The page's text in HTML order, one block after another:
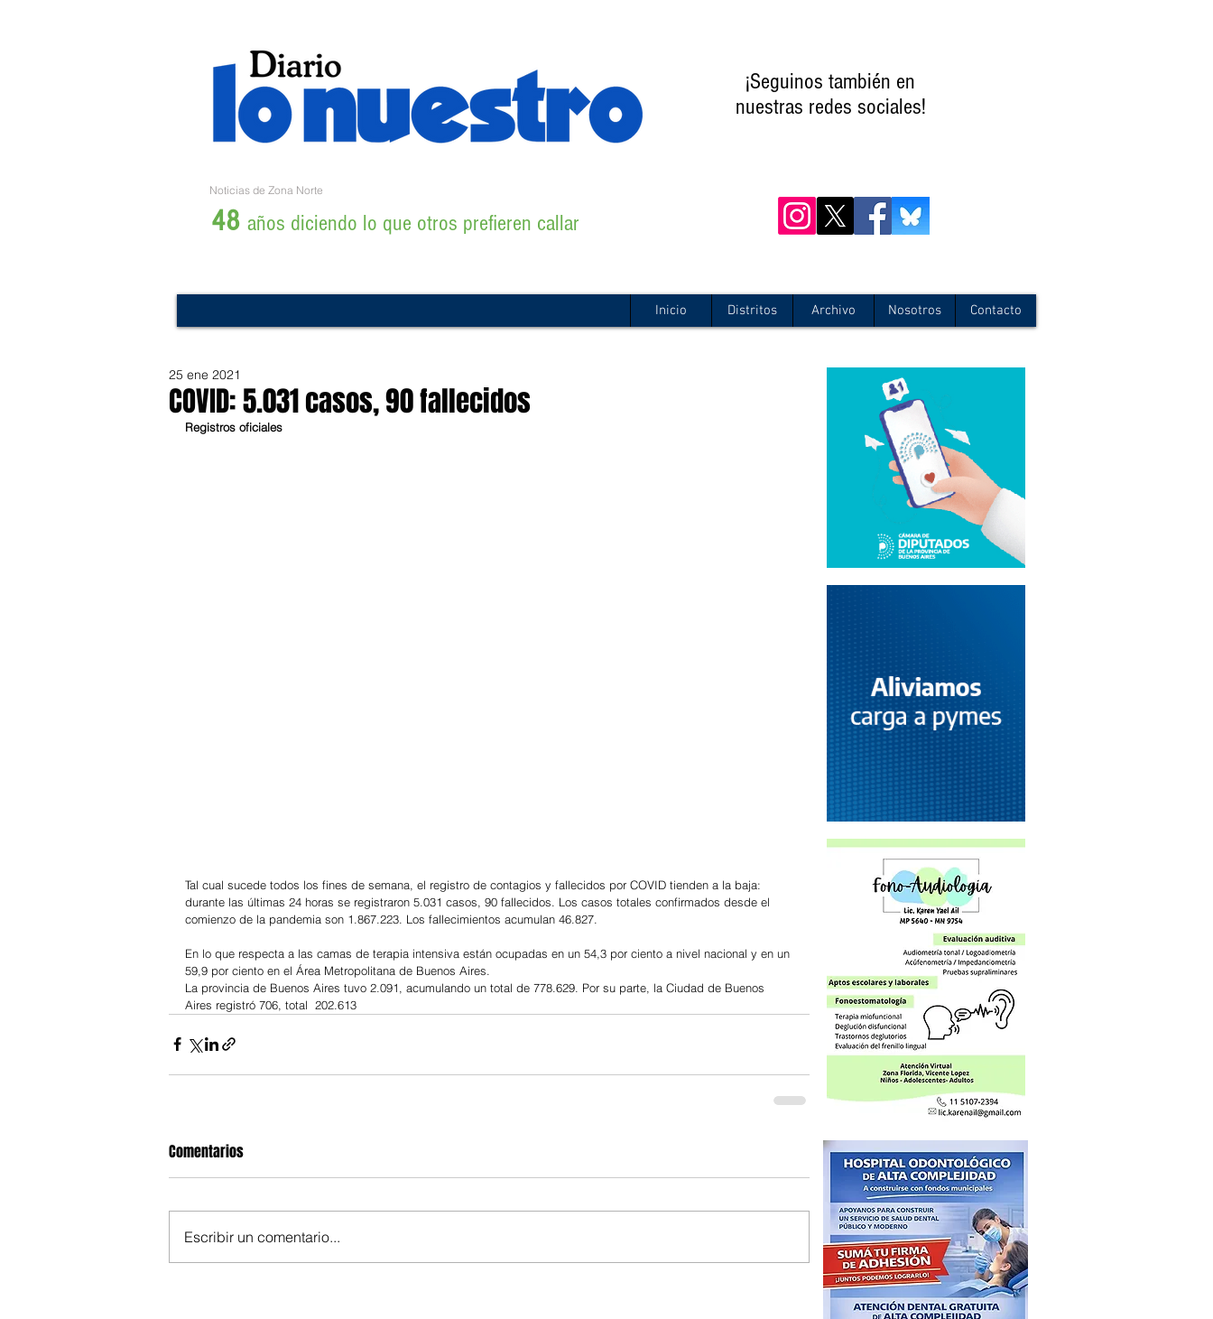
¡Seguinos también en
nuestras redes sociales!
Noticias de Zona Norte
48 años diciendo lo que otros prefieren callar
Inicio Distritos Archivo Nosotros Contacto
COVID: 5.031 casos, 90 fallecidos
25 ene 2021
Registros oficiales
Tal cual sucede todos los fines de semana, el registro de contagios y fallecidos por COVID tienden a la baja:
durante las últimas 24 horas se registraron 5.031 casos, 90 fallecidos. Los casos totales confirmados desde el
comienzo de la pandemia son 1.867.223. Los fallecimientos acumulan 46.827.
En lo que respecta a las camas de terapia intensiva están ocupadas en un 54,3 por ciento a nivel nacional y en un
59,9 por ciento en el Área Metropolitana de Buenos Aires.
La provincia de Buenos Aires tuvo 2.091, acumulando un total de 778.629. Por su parte, la Ciudad de Buenos
Aires registró 706, total  202.613
Comentarios
Escribir un comentario...